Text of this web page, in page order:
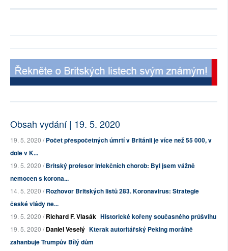
Obsah vydání | 19. 5. 2020
19. 5. 2020 /Počet přespočetných úmrtí v Británii je více než 55 000, v
dole v K...
19. 5. 2020 /Britský profesor infekčních chorob: Byl jsem vážně
nemocen s korona...
14. 5. 2020 /Rozhovor Britských listů 283. Koronavirus: Strategie
české vlády ne...
19. 5. 2020 /Richard F. Vlasák Historické kořeny současného průšvihu
19. 5. 2020 /Daniel Veselý Kterak autoritářský Peking morálně
zahanbuje Trumpův Bílý dům